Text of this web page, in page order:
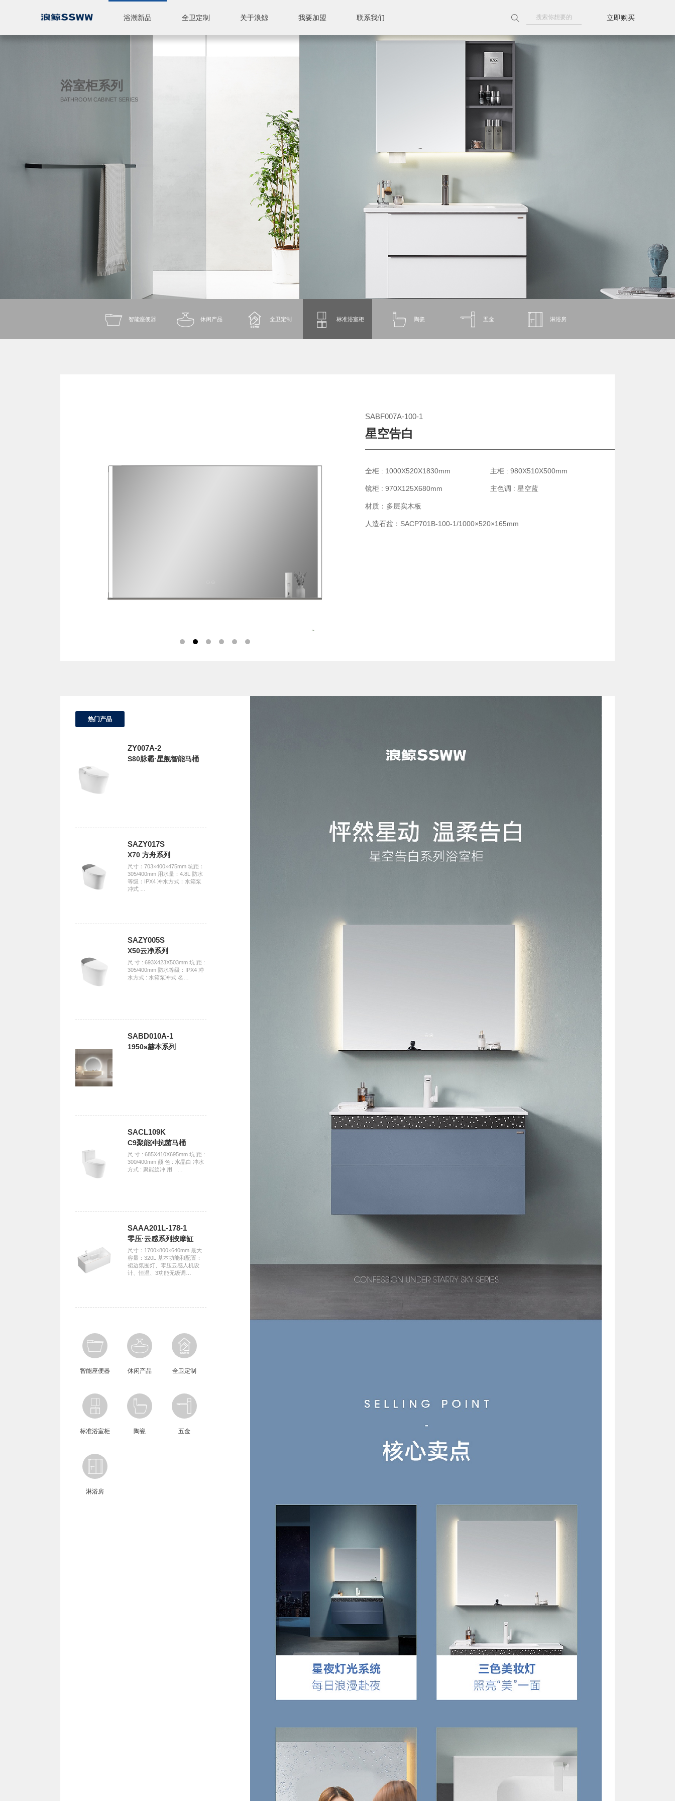
浴潮新品 全卫定制 关于浪鲸 我要加盟 联系我们 立即购买
浴室柜系列
BATHROOM CABINET SERIES
智能座便器 休闲产品 全卫定制 标准浴室柜 陶瓷 五金 淋浴房
SABF007A-100-1
星空告白
全柜 : 1000X520X1830mm 主柜 : 980X510X500mm
镜柜 : 970X125X680mm 主色调 : 星空蓝
材质：多层实木板
人造石盆：SACP701B-100-1/1000×520×165mm
热门产品
ZY007A-2
S80脉霸·星舰智能马桶
SAZY017S
X70 方舟系列
尺寸：703×400×475mm 坑距：
305/400mm 用水量：4.8L 防水
等级：IPX4 冲水方式：水箱泵
冲式 …
SAZY005S
X50云净系列
尺 寸 : 693X423X503mm 坑 距 :
305/400mm 防水等级：IPX4 冲
水方式 : 水箱泵冲式 名…
SABD010A-1
1950s赫本系列
SACL109K
C9聚能冲抗菌马桶
尺 寸 : 685X410X695mm 坑 距 :
300/400mm 颜 色 : 水晶白 冲水
方式 : 聚能旋冲 用ﾠ…
SAAA201L-178-1
零压·云感系列按摩缸
尺寸：1700×800×640mm 最大
容量：320L 基本功能和配置：
裙边氛围灯、零压云感人机设
计、恒温、3功能无级调…
智能座便器 休闲产品 全卫定制
标准浴室柜 陶瓷 五金
淋浴房